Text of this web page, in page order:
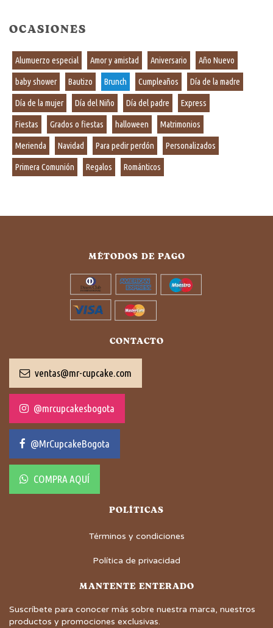
OCASIONES
Alumuerzo especial Amor y amistad Aniversario Año Nuevo
baby shower Bautizo Brunch Cumpleaños Día de la madre
Día de la mujer Día del Niño Día del padre Express
Fiestas Grados o fiestas halloween Matrimonios
Merienda Navidad Para pedir perdón Personalizados
Primera Comunión Regalos Románticos
MÉTODOS DE PAGO
CONTACTO
ventas@mr-cupcake.com
@mrcupcakesbogota
@MrCupcakeBogota
COMPRA AQUÍ
POLÍTICAS
Términos y condiciones
Política de privacidad
MANTENTE ENTERADO
Suscríbete para conocer más sobre nuestra marca, nuestros
productos y promociones exclusivas.